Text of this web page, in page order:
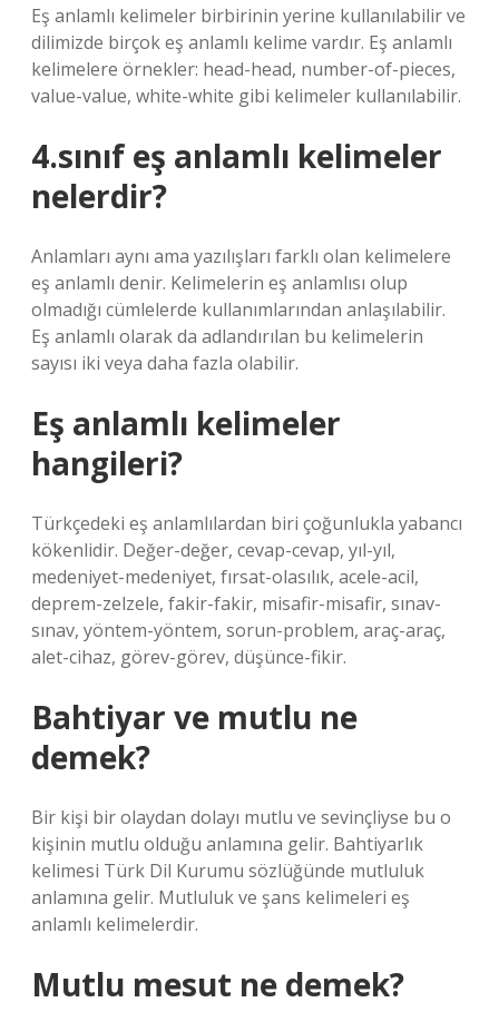
Eş anlamlı kelimeler birbirinin yerine kullanılabilir ve
dilimizde birçok eş anlamlı kelime vardır. Eş anlamlı
kelimelere örnekler: head-head, number-of-pieces,
value-value, white-white gibi kelimeler kullanılabilir.
4.sınıf eş anlamlı kelimeler
nelerdir?
Anlamları aynı ama yazılışları farklı olan kelimelere
eş anlamlı denir. Kelimelerin eş anlamlısı olup
olmadığı cümlelerde kullanımlarından anlaşılabilir.
Eş anlamlı olarak da adlandırılan bu kelimelerin
sayısı iki veya daha fazla olabilir.
Eş anlamlı kelimeler
hangileri?
Türkçedeki eş anlamlılardan biri çoğunlukla yabancı
kökenlidir. Değer-değer, cevap-cevap, yıl-yıl,
medeniyet-medeniyet, fırsat-olasılık, acele-acil,
deprem-zelzele, fakir-fakir, misafir-misafir, sınav-
sınav, yöntem-yöntem, sorun-problem, araç-araç,
alet-cihaz, görev-görev, düşünce-fikir.
Bahtiyar ve mutlu ne
demek?
Bir kişi bir olaydan dolayı mutlu ve sevinçliyse bu o
kişinin mutlu olduğu anlamına gelir. Bahtiyarlık
kelimesi Türk Dil Kurumu sözlüğünde mutluluk
anlamına gelir. Mutluluk ve şans kelimeleri eş
anlamlı kelimelerdir.
Mutlu mesut ne demek?